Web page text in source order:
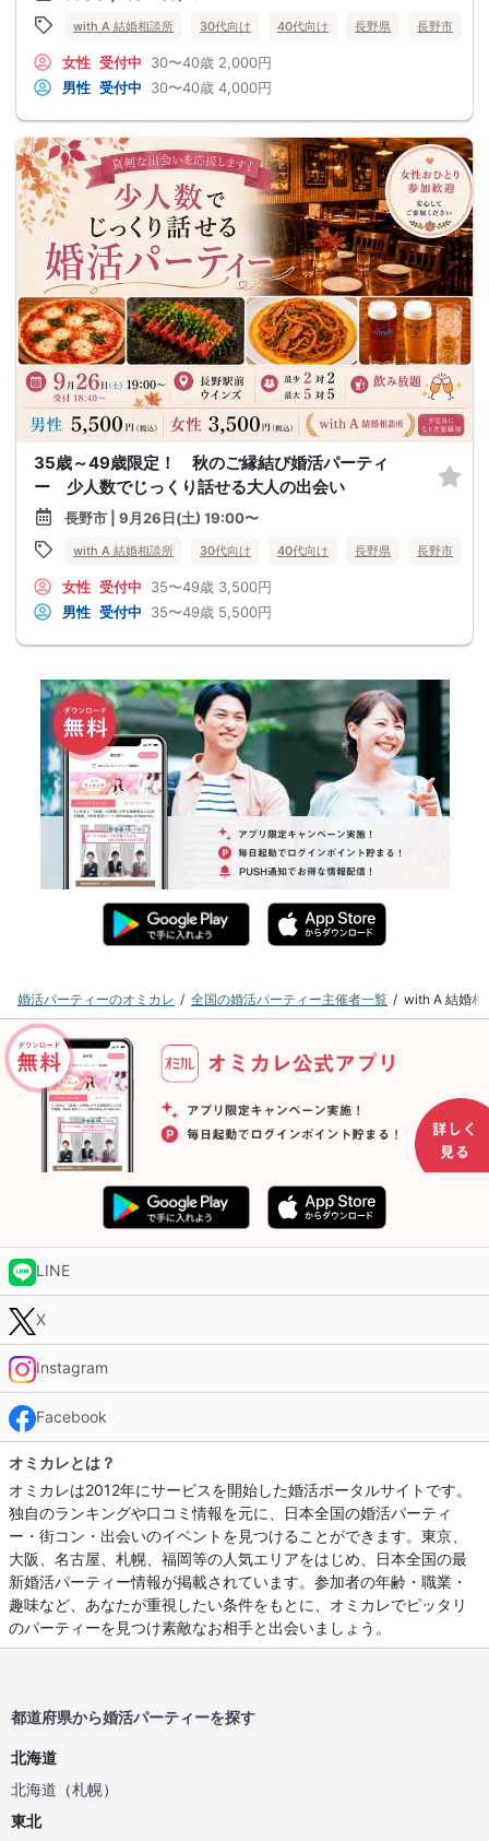
with A 結婚相談所 30代向け 40代向け 長野県 長野市
女性 受付中 30〜40歳 2,000円
男性 受付中 30〜40歳 4,000円
35歳～49歳限定！ 秋のご縁結び婚活パーティ
ー 少人数でじっくり話せる大人の出会い
長野市 | 9月26日(土) 19:00〜
with A 結婚相談所 30代向け 40代向け 長野県 長野市
女性 受付中 35〜49歳 3,500円
男性 受付中 35〜49歳 5,500円
婚活パーティーのオミカレ 全国の婚活パーティー主催者一覧 with A 結婚相
LINE
X
Instagram
Facebook
オミカレとは？
オミカレは2012年にサービスを開始した婚活ポータルサイトです。
独自のランキングや口コミ情報を元に、日本全国の婚活パーティ
ー・街コン・出会いのイベントを見つけることができます。東京、
大阪、名古屋、札幌、福岡等の人気エリアをはじめ、日本全国の最
新婚活パーティー情報が掲載されています。参加者の年齢・職業・
趣味など、あなたが重視したい条件をもとに、オミカレでピッタリ
のパーティーを見つけ素敵なお相手と出会いましょう。
都道府県から婚活パーティーを探す
北海道
北海道 （札幌）
東北